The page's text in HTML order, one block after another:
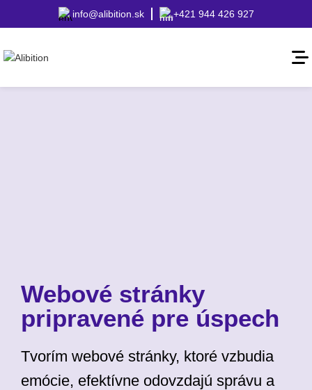
info@alibition.sk +421 944 426 927
Webové stránky
pripravené pre úspech
Tvorím webové stránky, ktoré vzbudia
emócie, efektívne odovzdajú správu a